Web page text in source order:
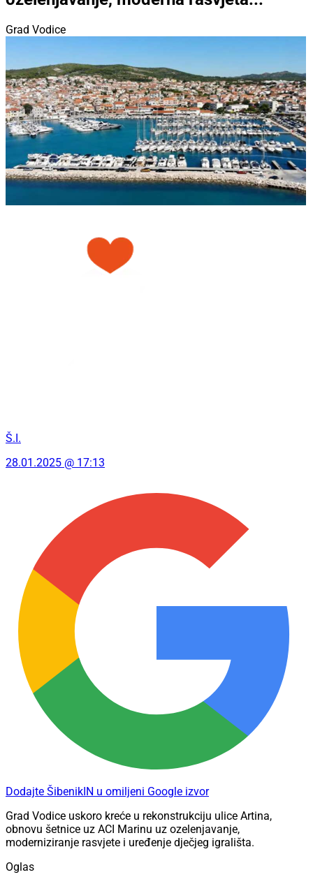
Grad Vodice
Š.I.
28.01.2025 @ 17:13
Dodajte ŠibenikIN u omiljeni Google izvor
Grad Vodice uskoro kreće u rekonstrukciju ulice Artina,
obnovu šetnice uz ACI Marinu uz ozelenjavanje,
moderniziranje rasvjete i uređenje dječjeg igrališta.
Oglas